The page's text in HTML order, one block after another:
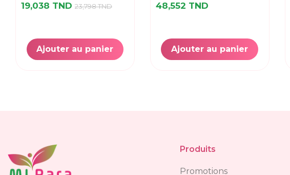
19,038 TND 23,798 TND
Ajouter au panier
48,552 TND
Ajouter au panier
Produits
Promotions